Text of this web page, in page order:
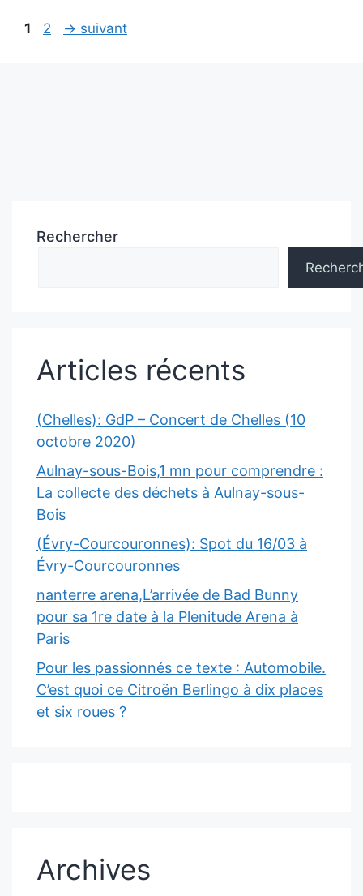
Navigation
Page
1 Page
2 → suivant
Rechercher
Articles récents
(Chelles): GdP – Concert de Chelles (10
octobre 2020)
Aulnay-sous-Bois,1 mn pour comprendre :
La collecte des déchets à Aulnay-sous-
Bois
(Évry-Courcouronnes): Spot du 16/03 à
Évry-Courcouronnes
nanterre arena,L’arrivée de Bad Bunny
pour sa 1re date à la Plenitude Arena à
Paris
Pour les passionnés ce texte : Automobile.
C’est quoi ce Citroën Berlingo à dix places
et six roues ?
Archives